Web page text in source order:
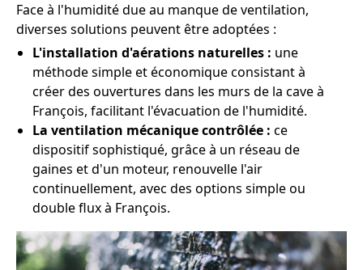
Face à l'humidité due au manque de ventilation,
diverses solutions peuvent être adoptées :
L'installation d'aérations naturelles : une
méthode simple et économique consistant à
créer des ouvertures dans les murs de la cave à
François, facilitant l'évacuation de l'humidité.
La ventilation mécanique contrôlée : ce
dispositif sophistiqué, grâce à un réseau de
gaines et d'un moteur, renouvelle l'air
continuellement, avec des options simple ou
double flux à François.